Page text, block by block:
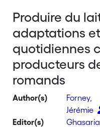
Produire du
adaptations
quotidiennes
producteurs
romands
Author(s)
Forney,
Jérémie
Editor(s)
Ghasaria